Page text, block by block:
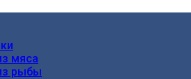
мяса
рыбы